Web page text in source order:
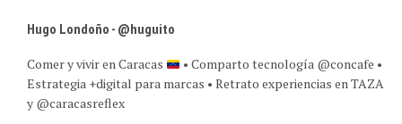
Hugo Londoño - @huguito
Comer y vivir en Caracas
• Comparto tecnología @concafe •
Estrategia +digital para marcas • Retrato experiencias en TAZA
y @caracasreflex